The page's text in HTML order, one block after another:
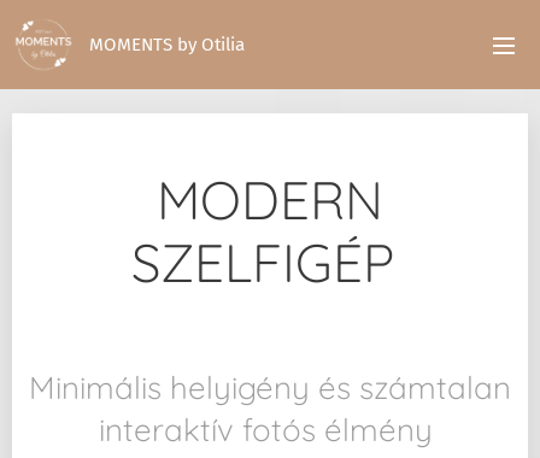
MOMENTS by Otilia
MODERN
SZELFIGÉP
Minimális helyigény és számtalan
interaktív fotós élmény